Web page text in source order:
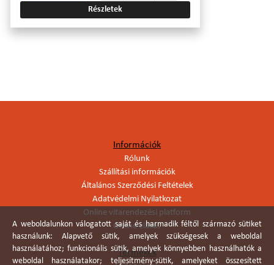
Részletek
Információk
Rólunk
Szállítási információk
Általános Szerződési Feltételek
Adatvédelmi Nyilatkozat
Online vitarendezési platform
Online elállás
Termékek
A weboldalunkon válogatott saját és harmadik féltől származó sütiket
használunk: Alapvető sütik, amelyek szükségesek a weboldal
használatához; funkcionális sütik, amelyek könnyebben használhatók a
weboldal használatakor; teljesítmény-sütik, amelyeket összesített